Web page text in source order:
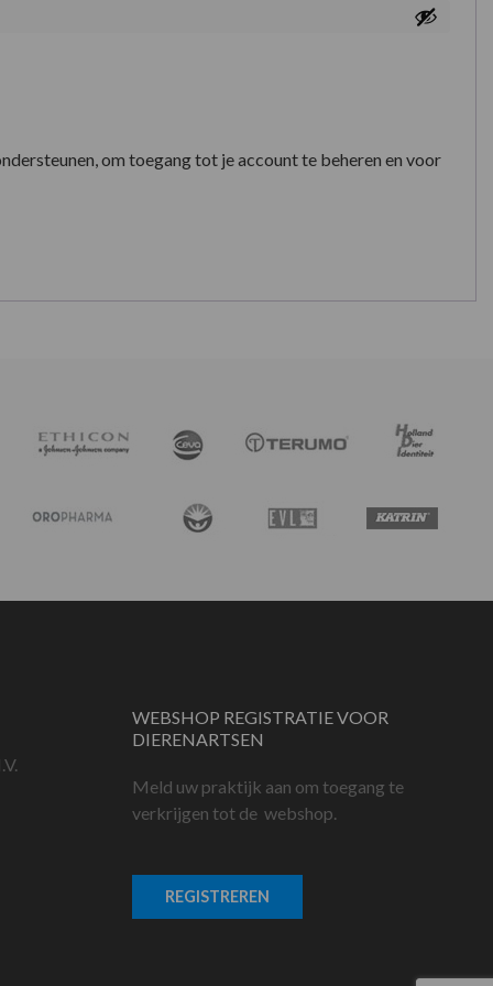
om toegang tot je account te beheren en voor
WEBSHOP REGISTRATIE VOOR
DIERENARTSEN
Meld uw praktijk aan om toegang te
verkrijgen tot de webshop.
REGISTREREN